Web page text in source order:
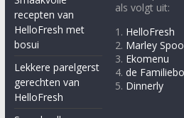
recepten van
HelloFresh met
bosui
Lekkere parelgerst
gerechten van
HelloFresh
als volgt uit:
1. HelloFresh
2. Marley
3. Ekomenu
4.de
5. Dinnerly